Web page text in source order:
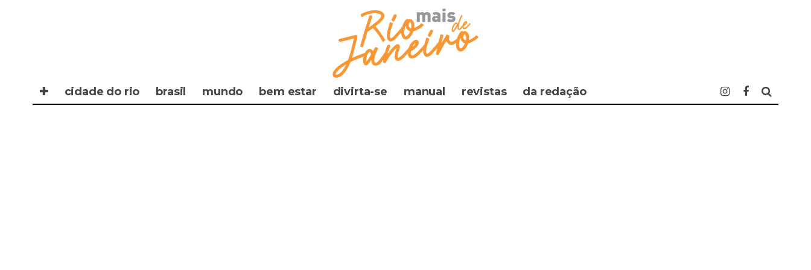
✚ cidade do rio brasil mundo bem estar divirta-se manual revistas da redação